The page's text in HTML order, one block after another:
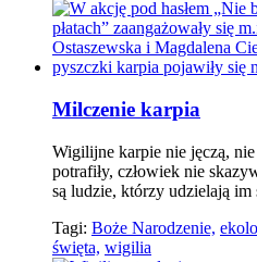
Milczenie karpia
Wigilijne karpie nie jęczą,
potrafiły, człowiek nie
są ludzie, którzy udzielają im
Tagi: Boże Narodzenie,
święta, wigilia